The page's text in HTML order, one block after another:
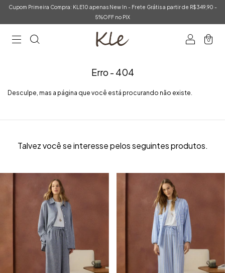
Cupom Primeira Compra: KLE10 apenas New In - Frete Grátis a partir de R$349,90 -
5%OFF no PIX
0
Erro - 404
Desculpe, mas a página que você está procurando não existe.
Talvez você se interesse pelos seguintes produtos.